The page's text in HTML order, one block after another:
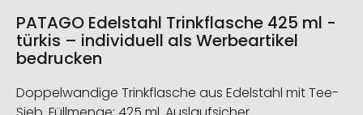
PATAGO Edelstahl Trinkflasche 425 ml -
türkis – individuell als Werbeartikel
bedrucken
Doppelwandige Trinkflasche aus Edelstahl mit Tee-